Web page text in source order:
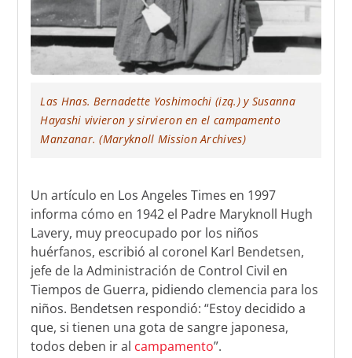
Las Hnas. Bernadette Yoshimochi (izq.) y Susanna
Hayashi vivieron y sirvieron en el campamento
Manzanar. (Maryknoll Mission Archives)
Un artículo en Los Angeles Times en 1997
informa cómo en 1942 el Padre Maryknoll Hugh
Lavery, muy preocupado por los niños
huérfanos, escribió al coronel Karl Bendetsen,
jefe de la Administración de Control Civil en
Tiempos de Guerra, pidiendo clemencia para los
niños. Bendetsen respondió: “Estoy decidido a
que, si tienen una gota de sangre japonesa,
todos deben ir al campamento”.